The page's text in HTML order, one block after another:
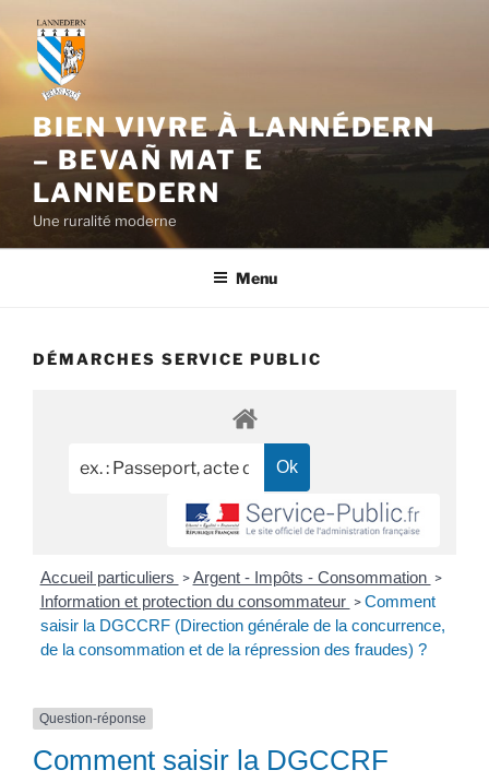
contenu
principal
BIEN VIVRE À LANNÉDERN
– BEVAÑ MAT E
LANNEDERN
Une ruralité moderne
Menu
DÉMARCHES SERVICE PUBLIC
Accueil particuliers > Argent - Impôts - Consommation >
Information et protection du consommateur > Comment
saisir la DGCCRF (Direction générale de la concurrence,
de la consommation et de la répression des fraudes) ?
Question-réponse
Comment saisir la DGCCRF